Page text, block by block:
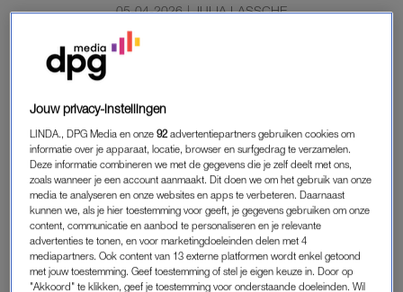
05-04-2026 | JULIA LASSCHE
Als je zwanger bent, koop je niet alleen een hoop
spullen, je krijgt ook veel. En dan niet alleen cadeaus
van allerlei merken in leuke zwangerschapsboxen of
babyboxen.
Hieronder vind je welke zwangerschapsboxen
slashbabyboxen je gratis kunt scoren en hoe je dat doet.
GRATIS ZWANGERSCHAPSBOXEN
Van luiers en billendoekjes tot rompertjes en flesjes: in deze
Jouw privacy-instellingen
LINDA., DPG Media en onze92 advertentiepartners gebruiken cookies om
informatie over je apparaat, locatie, browser en surfgedrag te verzamelen.
Deze informatie combineren we met de gegevens die je zelf deelt met ons,
zoals wanneer je een account aanmaakt. Dit doen we om het gebruik van onze
media te analyseren en onze websites en apps te verbeteren. Daarnaast
kunnen we, als je hier toestemming voor geeft, je gegevens gebruiken om onze
content, communicatie en aanbod te personaliseren en je relevante
advertenties te tonen, en voor marketingdoeleinden delen met 4
mediapartners. Ook content van 13 externe platformen wordt enkel getoond
met jouw toestemming. Geef toestemming of stel je eigen keuze in. Door op
"Akkoord" te klikken, geef je toestemming voor onderstaande doeleinden. Wil